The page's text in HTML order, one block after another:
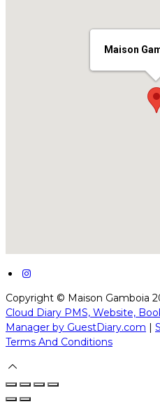
Copyright © Maison Gamboia
Cloud Diary PMS, Website,
Manager by GuestDiary.com |
Terms And Conditions